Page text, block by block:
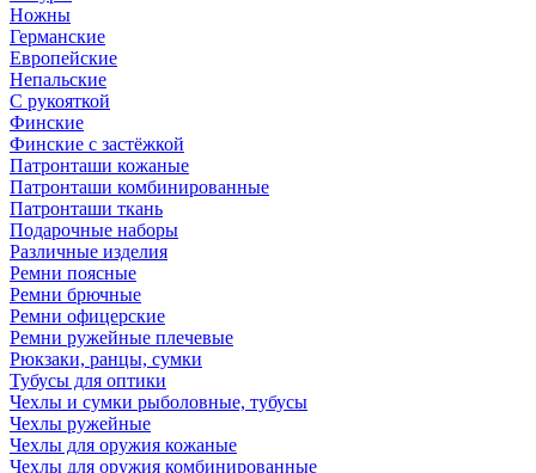
Ножны
Германские
Европейские
Непальские
С рукояткой
Финские
Финские с застёжкой
Патронташи кожаные
Патронташи комбинированные
Патронташи ткань
Подарочные наборы
Различные изделия
Ремни поясные
Ремни брючные
Ремни офицерские
Ремни ружейные плечевые
Рюкзаки, ранцы, сумки
Тубусы для оптики
Чехлы и сумки рыболовные, тубусы
Чехлы ружейные
Чехлы для оружия кожаные
Чехлы для оружия комбинированные